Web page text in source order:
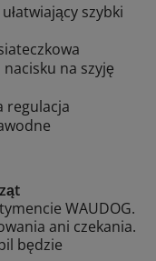
szybki
na szyję
regulacja
WAUDOG.
ani czekania.
będzie